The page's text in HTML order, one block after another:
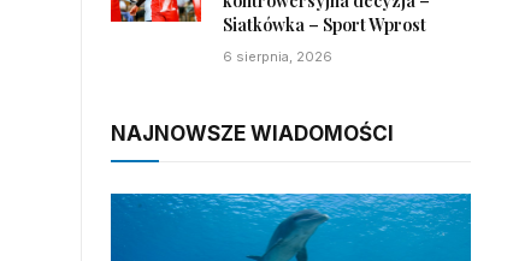
Siatkówka – Sport Wprost
6 sierpnia, 2026
NAJNOWSZE WIADOMOŚCI